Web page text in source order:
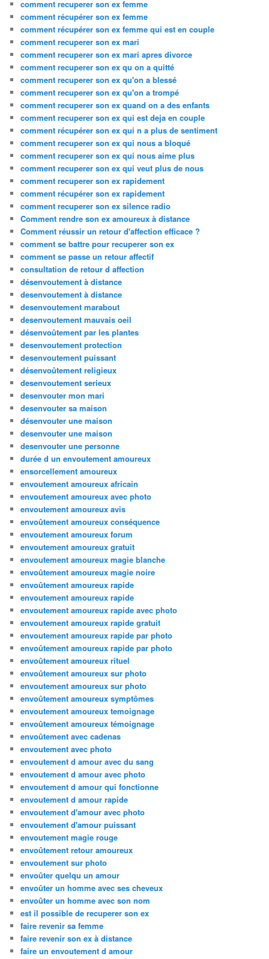
comment recuperer son ex femme
comment récupérer son ex femme
comment récupérer son ex femme qui est en couple
comment recuperer son ex mari
comment recuperer son ex mari apres divorce
comment recuperer son ex qu on a quitté
comment recuperer son ex qu'on a blessé
comment recuperer son ex qu'on a trompé
comment recuperer son ex quand on a des enfants
comment recuperer son ex qui est deja en couple
comment récupérer son ex qui n a plus de sentiment
comment recuperer son ex qui nous a bloqué
comment recuperer son ex qui nous aime plus
comment recuperer son ex qui veut plus de nous
comment recuperer son ex rapidement
comment récupérer son ex rapidement
comment recuperer son ex silence radio
Comment rendre son ex amoureux à distance
Comment réussir un retour d'affection efficace ?
comment se battre pour recuperer son ex
comment se passe un retour affectif
consultation de retour d affection
désenvoutement à distance
desenvoutement à distance
desenvoutement marabout
desenvoutement mauvais oeil
désenvoûtement par les plantes
desenvoutement protection
desenvoutement puissant
désenvoûtement religieux
desenvoutement serieux
desenvouter mon mari
desenvouter sa maison
désenvouter une maison
desenvouter une maison
desenvouter une personne
durée d un envoutement amoureux
ensorcellement amoureux
envoutement amoureux africain
envoutement amoureux avec photo
envoutement amoureux avis
envoûtement amoureux conséquence
envoutement amoureux forum
envoutement amoureux gratuit
envoutement amoureux magie blanche
envoûtement amoureux magie noire
envoûtement amoureux rapide
envoutement amoureux rapide
envoutement amoureux rapide avec photo
envoutement amoureux rapide gratuit
envoutement amoureux rapide par photo
envoûtement amoureux rapide par photo
envoûtement amoureux rituel
envoûtement amoureux sur photo
envoutement amoureux sur photo
envoûtement amoureux symptômes
envoutement amoureux temoignage
envoûtement amoureux témoignage
envoûtement avec cadenas
envoutement avec photo
envoutement d amour avec du sang
envoutement d amour avec photo
envoutement d amour qui fonctionne
envoutement d amour rapide
envoutement d'amour avec photo
envoutement d'amour puissant
envoutement magie rouge
envoûtement retour amoureux
envoutement sur photo
envoûter quelqu un amour
envoûter un homme avec ses cheveux
envoûter un homme avec son nom
est il possible de recuperer son ex
faire revenir sa femme
faire revenir son ex à distance
faire un envoutement d amour